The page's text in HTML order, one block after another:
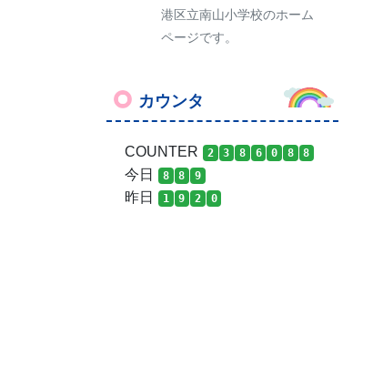
港区立南山小学校のホーム
ページです。
カウンタ
COUNTER 2 3 8 6 0 8 8
今日 8 8 9
昨日 1 9 2 0